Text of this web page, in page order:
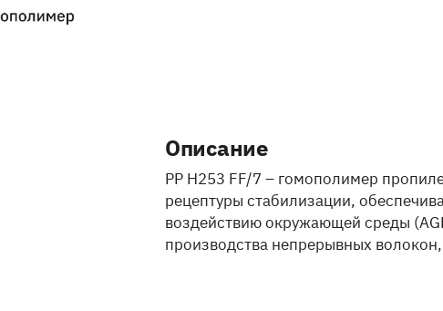
Описание
PP H253 FF/7 – гомополимер
рецептуры стабилизации,
воздействию окружающей среды
производства непрерывных